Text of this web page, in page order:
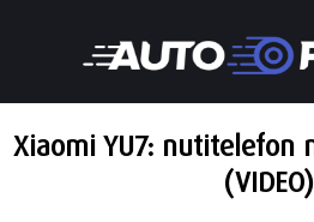
Xiaomi YU7: nutitelefon
(VIDEO)